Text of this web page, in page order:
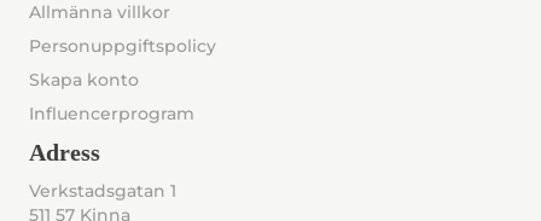
Allmänna villkor
Personuppgiftspolicy
Skapa konto
Influencerprogram
Adress
Verkstadsgatan 1
511 57 Kinna